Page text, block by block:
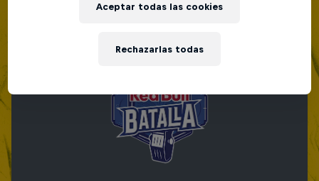
Rechazarlas todas
Aceptar todas las cookies